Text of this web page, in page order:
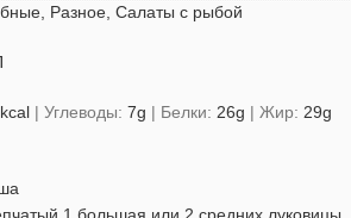
Разное, Салаты с рыбой
kcal | Углеводы: 7g | Белки: 26g | Жир: 29g